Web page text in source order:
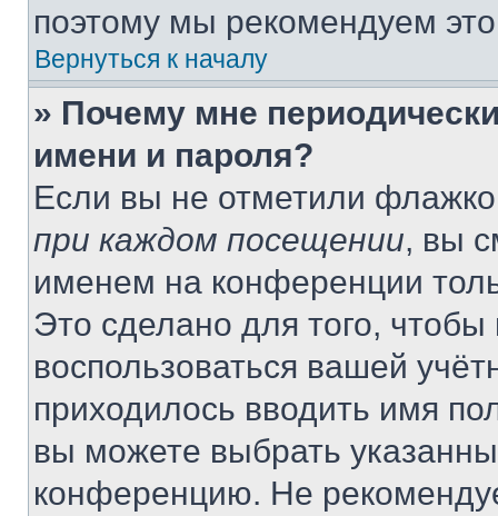
поэтому мы рекомендуем
Вернуться к началу
» Почему мне
имени и пароля?
Если вы не отметили
при каждом посещении, вы
именем на конференции
Это сделано для того, чтобы
воспользоваться вашей
приходилось вводить имя
вы можете выбрать
конференцию. Не